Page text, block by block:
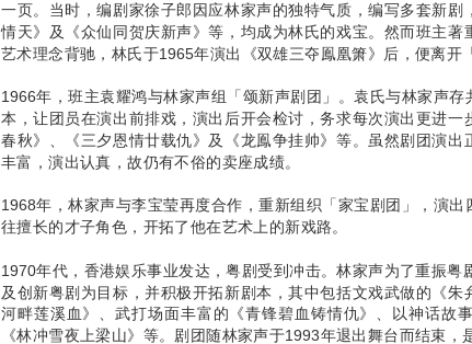
一页。当时，编剧家徐子郎因应林家声的独特气质，编写多套新
情天》及《众仙同贺庆新声》等，均成为林氏的戏宝。然而班主
艺术理念背驰，林氏于1965年演出《双雄三夺鳯凰箫》后，便离开
1966年，班主袁耀鸿与林家声组「颂新声剧团」。袁氏与林家声
本，让团员在演出前排戏，演出后开会检讨，务求每次演出更进
春秋》、《三夕恩情廿载仇》及《龙鳯争挂帅》等。虽然剧团演
丰富，演出认真，故仍有不俗的卖座成绩。
1968年，林家声与李宝莹再度合作，重新组织「家宝剧团」，演
往擅长的才子角色，开拓了他在艺术上的新戏路。
1970年代，香港娱乐事业发达，粤剧受到冲击。林家声为了重振粤
及创新粤剧为目标，并积极开拓新剧本，其中包括文戏武做的《
河畔莲溪血》、武打场面丰富的《青锋碧血铸情仇》、以神话故
《林冲雪夜上梁山》等。剧团随林家声于1993年退出舞台而结束，